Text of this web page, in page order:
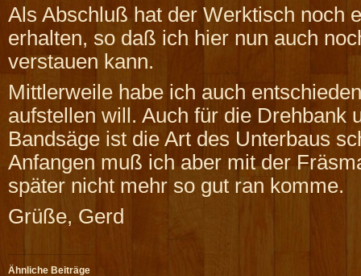
Als Abschluß hat der Werktisch noch
erhalten, so daß ich hier nun auch
verstauen kann.
Mittlerweile habe ich auch
aufstellen will. Auch für die Drehbank
Bandsäge ist die Art des Unterbaus
Anfangen muß ich aber mit der
später nicht mehr so gut ran komme.
Grüße, Gerd
Ähnliche Beiträge